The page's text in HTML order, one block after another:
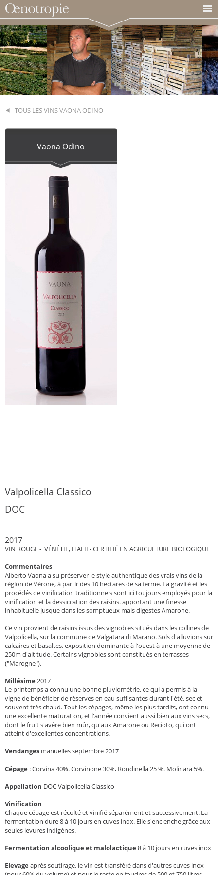
TOUS LES VINS VAONA ODINO
Vaona Odino
Valpolicella Classico
DOC
2017
VIN ROUGE - VÉNÉTIE, ITALIE- CERTIFIÉ EN AGRICULTURE BIOLOGIQUE
Commentaires
Alberto Vaona a su préserver le style authentique des vrais vins de la
région de Vérone, à partir des 10 hectares de sa ferme. La gravité et les
procédés de vinification traditionnels sont ici toujours employés pour la
vinification et la dessiccation des raisins, apportant une finesse
inhabituelle jusque dans les somptueux mais digestes Amarone.
Ce vin provient de raisins issus des vignobles situés dans les collines de
Valpolicella, sur la commune de Valgatara di Marano. Sols d'alluvions sur
calcaires et basaltes, exposition dominante à l'ouest à une moyenne de
250m d'altitude. Certains vignobles sont constitués en terrasses
("Marogne").
Millésime 2017
Le printemps a connu une bonne pluviométrie, ce qui a permis à la
vigne de bénéficier de réserves en eau suffisantes durant l'été, sec et
souvent très chaud. Tout les cépages, même les plus tardifs, ont connu
une excellente maturation, et l'année convient aussi bien aux vins secs,
dont le fruit s'avère bien mûr, qu'aux Amarone ou Recioto, qui ont
atteint d'excellentes concentrations.
Vendanges manuelles septembre 2017
Cépage :Corvina 40%, Corvinone 30%, Rondinella 25 %, Molinara 5%.
Appellation DOC Valpolicella Classico
Vinification
Chaque cépage est récolté et vinifié séparément et successivement. La
fermentation dure 8 à 10 jours en cuves inox. Elle s'enclenche grâce aux
seules levures indigènes.
Fermentation alcoolique et malolactique 8 à 10 jours en cuves inox
Elevage après soutirage, le vin est transféré dans d'autres cuves inox